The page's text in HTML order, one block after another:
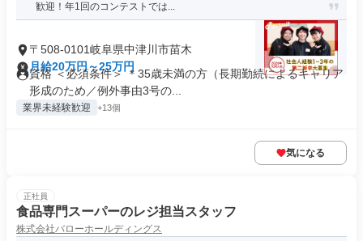
歓迎！年1回のコンテストでは...
〒508-0101岐阜県中津川市苗木
月給20万円～25万円
資格 ＜必須条件＞ ＊35歳未満の方（長期勤続によるキャリア
形成のため／例外事由3号の...
業界未経験歓迎 +13個
気になる
正社員
食品専門スーパーのレジ担当スタッフ
株式会社バローホールディングス